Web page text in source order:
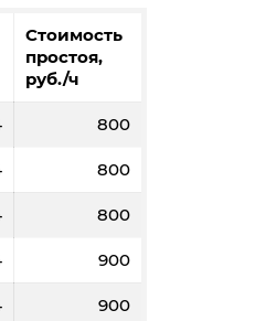
Стоимость
простоя,
руб./ч
800
800
800
900
900